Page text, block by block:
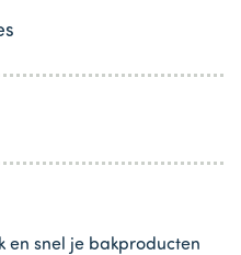
en snel je bakproducten